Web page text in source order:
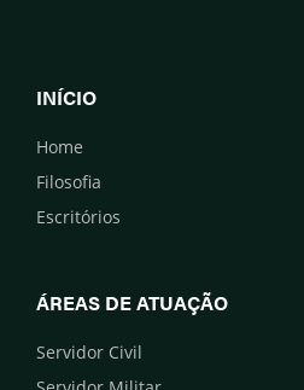
INÍCIO
Home
Filosofia
Escritórios
ÁREAS DE ATUAÇÃO
Servidor Civil